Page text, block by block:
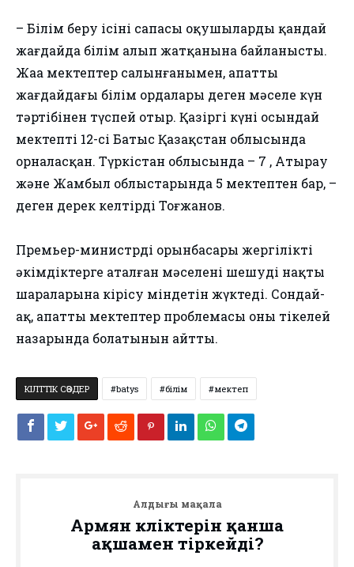
– Білім беру ісінің сапасы оқушылардың қандай
жағдайда білім алып жатқанына байланысты.
Жаңа мектептер салынғанымен, апатты
жағдайдағы білім ордалары деген мәселе күн
тәртібінен түспей отыр. Қазіргі күні осындай
мектептің 12-сі Батыс Қазақстан облысында
орналасқан. Түркістан облысында – 7 , Атырау
және Жамбыл облыстарында 5 мектептен бар, –
деген дерек келтірді Тоғжанов.
Премьер-министрдің орынбасары жергілікті
әкімдіктерге аталған мәселені шешудің нақты
шараларына кірісу міндетін жүктеді. Сондай-
ақ, апатты мектептер проблемасы оның тікелей
назарында болатынын айтты.
КІЛТТІК СӨЗДЕР batys білім мектеп
Алдыңғы мақала
Армян көліктерін қанша
ақшамен тіркейді?